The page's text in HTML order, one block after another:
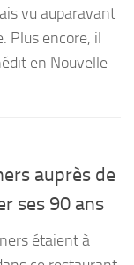
vu auparavant
Plus encore, il
en Nouvelle-
auprès de
ses 90 ans
étaient à